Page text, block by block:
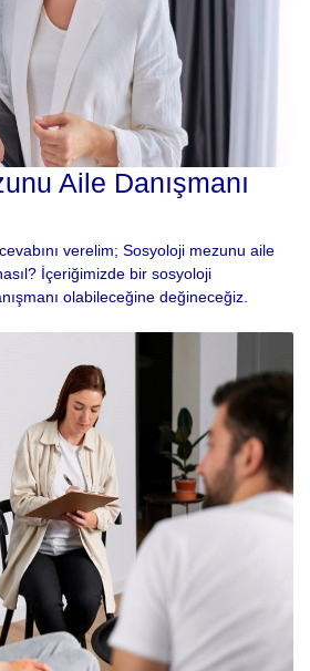
Aile Danışmanı
verelim; Sosyoloji mezunu aile
İçeriğimizde bir sosyoloji
olabileceğine değineceğiz.